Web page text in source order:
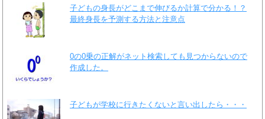
子どもの身長がどこまで伸びるか計算で分かる！？
最終身長を予測する方法と注意点
0の0乗の正解がネット検索しても見つからないので
作成した。
子どもが学校に行きたくないと言い出したら・・・